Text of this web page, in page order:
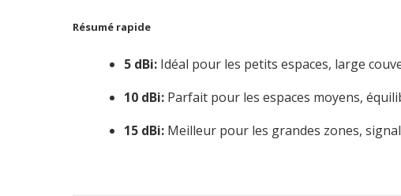
Résumé rapide
5 dBi: Idéal pour les petits espaces, large
10 dBi: Parfait pour les espaces moyens,
15 dBi: Meilleur pour les grandes zones,